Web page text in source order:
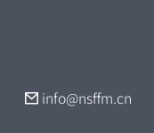
info@nsffm.cn